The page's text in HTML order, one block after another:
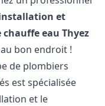
et
chauffe eau Thyez
bon endroit !
de plombiers
est spécialisée
et le